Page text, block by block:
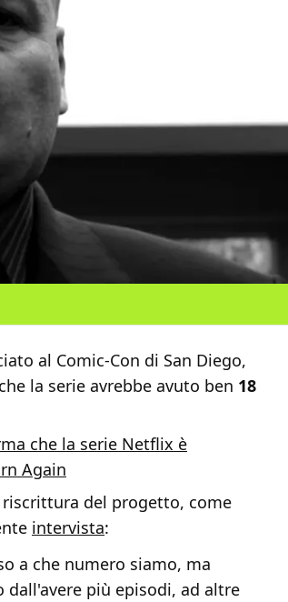
al Comic-Con di San Diego,
la serie avrebbe avuto ben 18
che la serie Netflix è
Again
del progetto, come
intervista:
a che numero siamo, ma
dall'avere più episodi, ad altre